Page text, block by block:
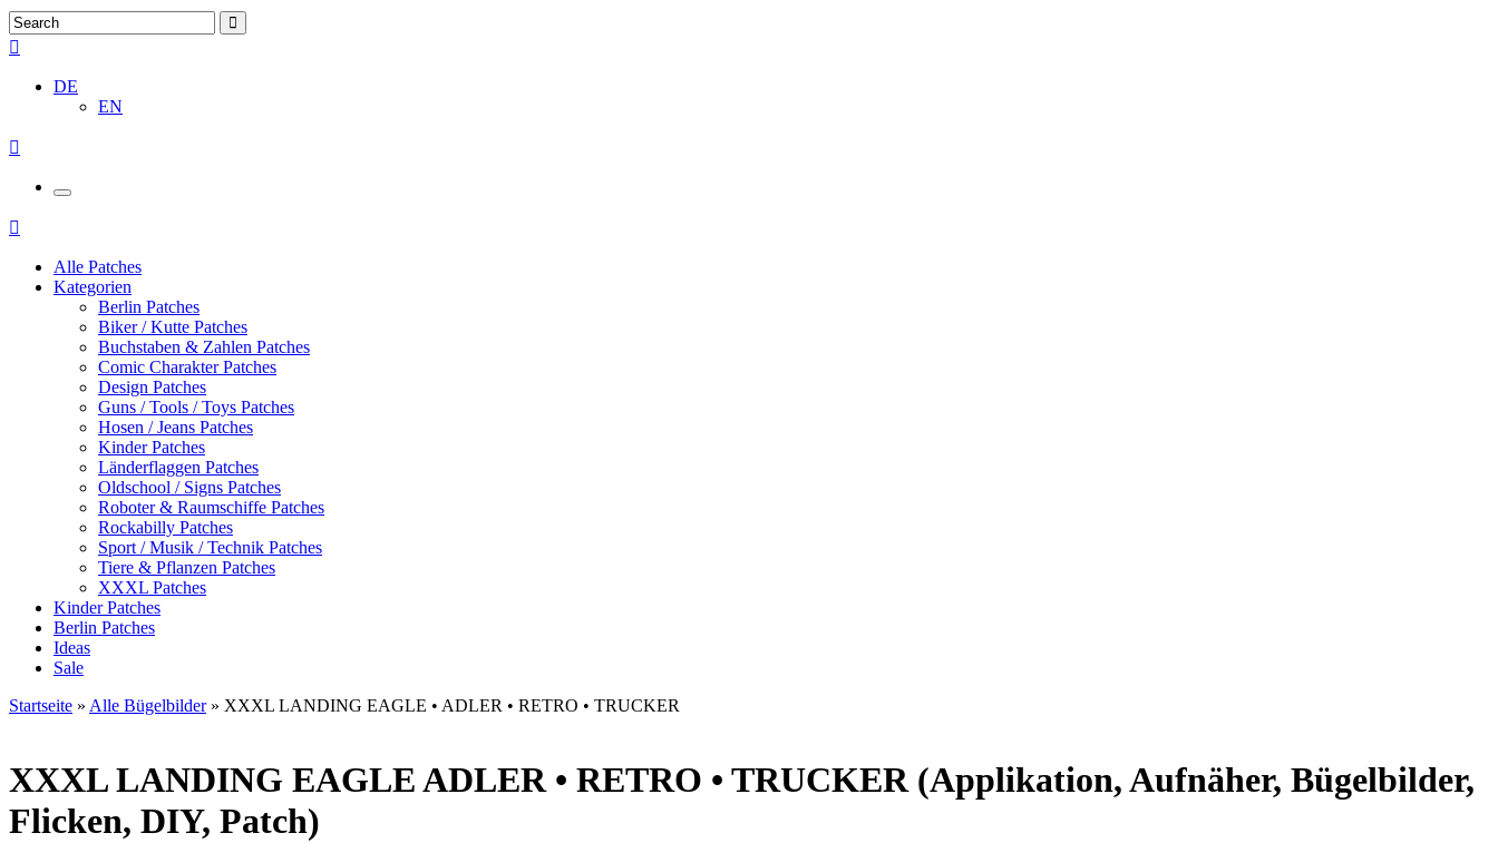
DE
EN
Alle Patches
Kategorien
Berlin Patches
Biker / Kutte Patches
Buchstaben & Zahlen Patches
Comic Charakter Patches
Design Patches
Guns / Tools / Toys Patches
Hosen / Jeans Patches
Kinder Patches
Länderflaggen Patches
Oldschool / Signs Patches
Roboter & Raumschiffe Patches
Rockabilly Patches
Sport / Musik / Technik Patches
Tiere & Pflanzen Patches
XXXL Patches
Kinder Patches
Berlin Patches
Ideas
Sale
Startseite » Alle Bügelbilder» XXXL LANDING EAGLE • ADLER • RETRO • TRUCKER
XXXL LANDING EAGLEADLER • RETRO • TRUCKER (Applikation, Aufnäher, Bügelbilder,
Flicken, DIY, Patch)